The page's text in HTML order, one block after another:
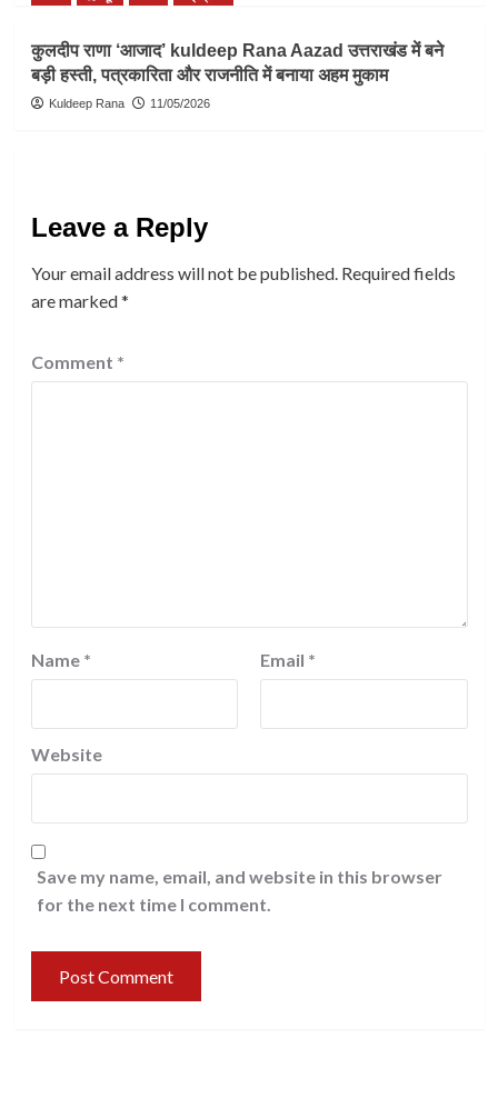
कुलदीप राणा ‘आजाद’ kuldeep Rana Aazad उत्तराखंड में बने
बड़ी हस्ती, पत्रकारिता और राजनीति में बनाया अहम मुकाम
Kuldeep Rana 11/05/2026
Leave a Reply
Your email address will not be published. Required fields
are marked*
Comment *
Name * Email *
Website
Save my name, email, and website in this browser
for the next time I comment.